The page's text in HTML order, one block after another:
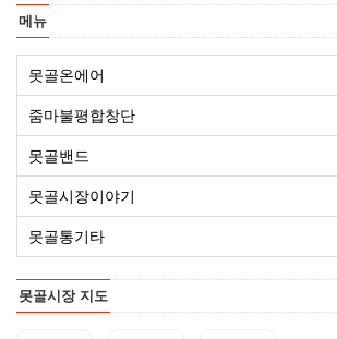
메뉴
못골온에어
줌마불평합창단
못골밴드
못골시장이야기
못골통기타
못골시장 지도